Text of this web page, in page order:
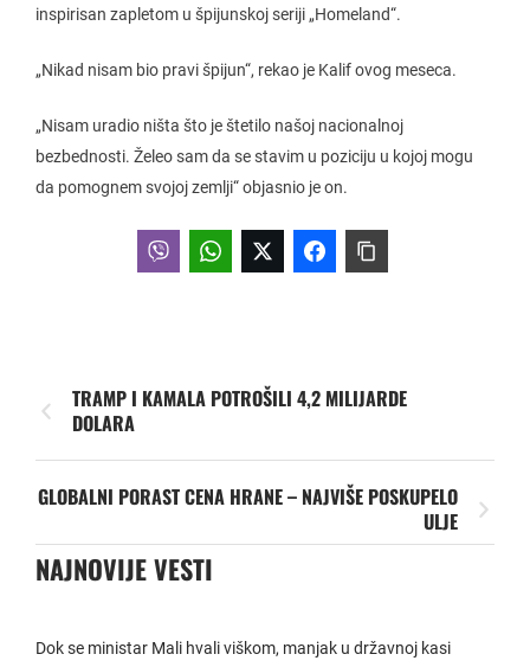
inspirisan zapletom u špijunskoj seriji „Homeland“.
„Nikad nisam bio pravi špijun“, rekao je Kalif ovog meseca.
„Nisam uradio ništa što je štetilo našoj nacionalnoj
bezbednosti. Želeo sam da se stavim u poziciju u kojoj mogu
da pomognem svojoj zemlji“ objasnio je on.
TRAMP I KAMALA POTROŠILI 4,2 MILIJARDE
DOLARA
GLOBALNI PORAST CENA HRANE – NAJVIŠE POSKUPELO
ULJE
NAJNOVIJE VESTI
Dok se ministar Mali hvali viškom, manjak u državnoj kasi